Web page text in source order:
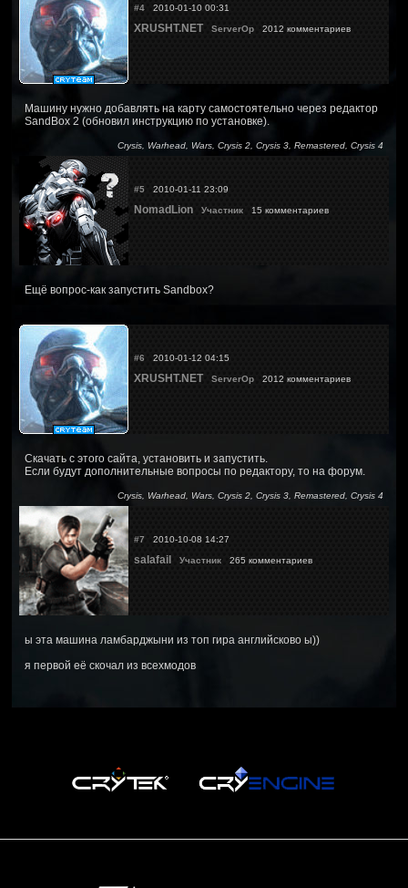
#4 2010-01-10 00:31
XRUSHT.NET ServerOp 2012 комментариев
Машину нужно добавлять на карту самостоятельно через редактор
SandBox 2 (обновил инструкцию по установке).
Crysis, Warhead, Wars, Crysis 2, Crysis 3, Remastered, Crysis 4
#5 2010-01-11 23:09
NomadLion Участник 15 комментариев
Ещё вопрос-как запустить Sandbox?
#6 2010-01-12 04:15
XRUSHT.NET ServerOp 2012 комментариев
Скачать с этого сайта, установить и запустить.
Если будут дополнительные вопросы по редактору, то на форум.
Crysis, Warhead, Wars, Crysis 2, Crysis 3, Remastered, Crysis 4
#7 2010-10-08 14:27
salafail Участник 265 комментариев
ы эта машина ламбарджыни из топ гира английсково ы))
я первой её скочал из всехмодов